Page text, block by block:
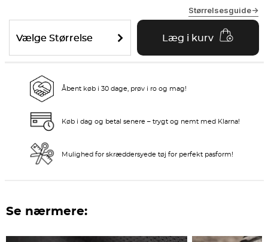
Størrelsesguide->
Vælge Størrelse Læg i kurv
Åbent køb i 30 dage, prøv i ro og mag!
Køb i dag og betal senere – trygt og nemt med Klarna!
Mulighed for skræddersyede tøj for perfekt pasform!
Se nærmere: